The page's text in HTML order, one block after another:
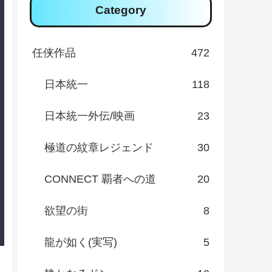
Category
任侠作品 472
日本統一 118
日本統一外伝/映画 23
極道の紋章レジェンド 30
CONNECT 覇者への道 20
欲望の街 8
龍が如く(実写) 5